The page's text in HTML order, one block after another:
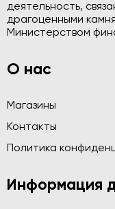
деятельность,
драгоценными
Министерством
О нас
Магазины
Контакты
Политика
Информация